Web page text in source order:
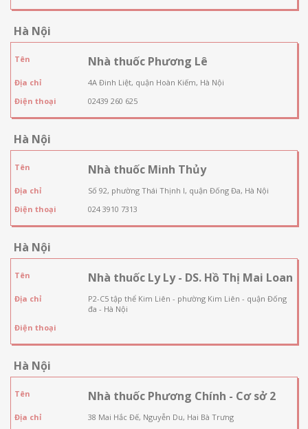
Hà Nội
Tên Nhà thuốc Phương Lê
Địa chỉ
4A Đinh Liệt, quận Hoàn Kiếm, Hà Nội
Điện thoại
02439 260 625
Hà Nội
Tên Nhà thuốc Minh Thủy
Địa chỉ
Số 92, phường Thái Thịnh I, quận Đống Đa, Hà Nội
Điện thoại
024 3910 7313
Hà Nội
Tên Nhà thuốc Ly Ly - DS. Hồ Thị Mai Loan
Địa chỉ
P2-C5 tập thể Kim Liên - phường Kim Liên - quận Đống
đa - Hà Nội
Điện thoại
Hà Nội
Tên Nhà thuốc Phương Chính - Cơ sở 2
Địa chỉ
38 Mai Hắc Đế, Nguyễn Du, Hai Bà Trưng